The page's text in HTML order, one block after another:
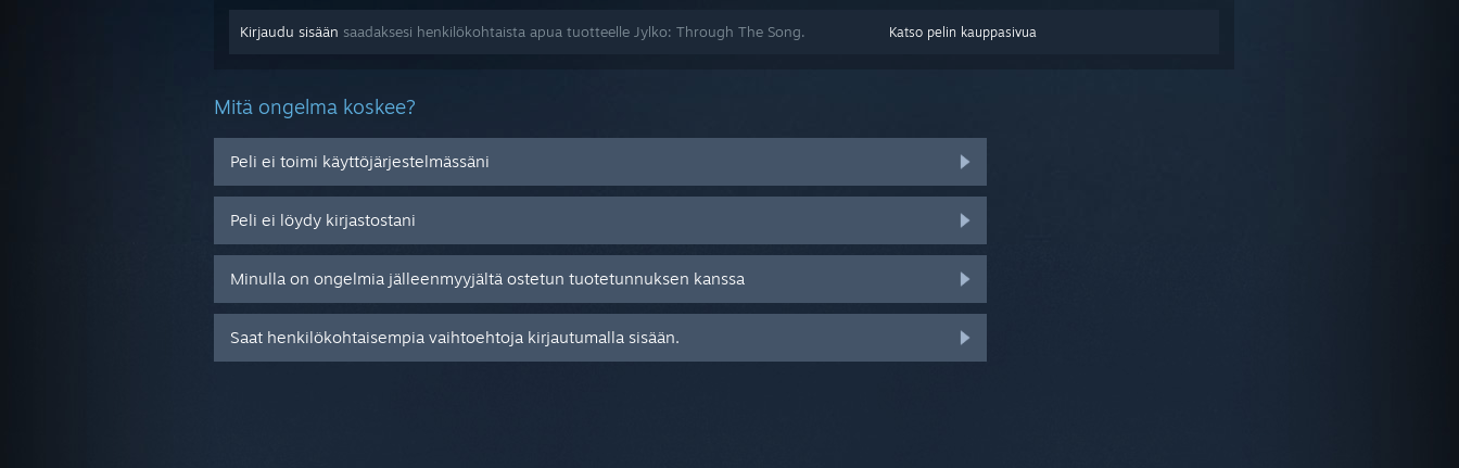
Katso pelin kauppasivua
Kirjaudu sisään saadaksesi henkilökohtaista apua tuotteelle Jylko: Through The Song.
Mitä ongelma koskee?
Peli ei toimi käyttöjärjestelmässäni
Peli ei löydy kirjastostani
Minulla on ongelmia jälleenmyyjältä ostetun tuotetunnuksen kanssa
Saat henkilökohtaisempia vaihtoehtoja kirjautumalla sisään.